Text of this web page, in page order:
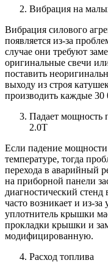
Вибрация на
Вибрация силового
появляется из-за
случае они требуют
оригинальные свечи
поставить
выходу из строя
производить каждые 30
Падает мощность
2.0Т
Если падение мощности
температуре, тогда
перехода в аварийный
на приборной панели
диагностический
часто возникает и из-
уплотнитель крышки
прокладки крышки и
модифицированную.
Расход топлива